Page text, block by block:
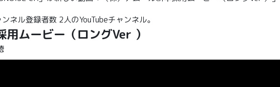
ンネル登録者数 2人のYouTubeチャンネル。
用ムービー（ロングVer ）